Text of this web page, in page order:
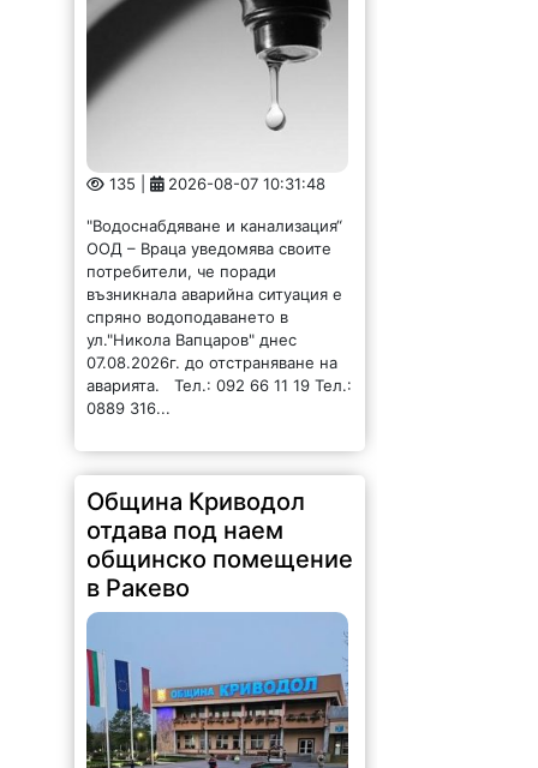
135 | 2026-08-07 10:31:48
"Водоснабдяване и канализация“
ООД – Враца уведомява своите
потребители, че поради
възникнала аварийна ситуация е
спряно водоподаването в
ул."Никола Вапцаров" днес
07.08.2026г. до отстраняване на
аварията. Тел.: 092 66 11 19 Тел.:
0889 316...
Община Криводол
отдава под наем
общинско помещение
в Ракево